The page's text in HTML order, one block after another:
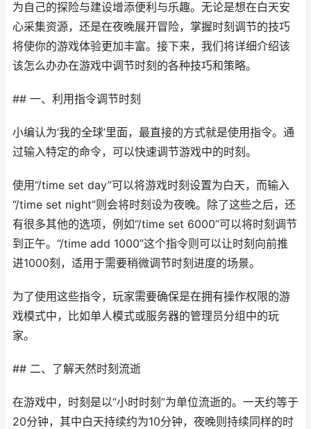
为自己的探险与建设增添便利与乐趣。无论是想在白天安
心采集资源，还是在夜晚展开冒险，掌握时刻调节的技巧
将使你的游戏体验更加丰富。接下来，我们将详细介绍该
该怎么办办在游戏中调节时刻的各种技巧和策略。
## 一、利用指令调节时刻
小编认为‘我的全球’里面，最直接的方式就是使用指令。通
过输入特定的命令，可以快速调节游戏中的时刻。
使用“/time set day”可以将游戏时刻设置为白天，而输入
“/time set night”则会将时刻设为夜晚。除了这些之后，还
有很多其他的选项，例如“/time set 6000”可以将时刻调节
到正午。“/time add 1000”这个指令则可以让时刻向前推
进1000刻，适用于需要稍微调节时刻进度的场景。
为了使用这些指令，玩家需要确保是在拥有操作权限的游
戏模式中，比如单人模式或服务器的管理员分组中的玩
家。
## 二、了解天然时刻流逝
在游戏中，时刻是以“小时时刻”为单位流逝的。一天约等于
20分钟，其中白天持续约为10分钟，夜晚则持续同样的时